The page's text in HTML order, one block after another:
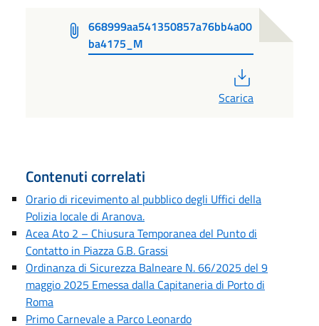
668999aa541350857a76bb4a00
ba4175_M
Scarica
Contenuti correlati
Orario di ricevimento al pubblico degli Uffici della
Polizia locale di Aranova.
Acea Ato 2 – Chiusura Temporanea del Punto di
Contatto in Piazza G.B. Grassi
Ordinanza di Sicurezza Balneare N. 66/2025 del 9
maggio 2025 Emessa dalla Capitaneria di Porto di
Roma
Primo Carnevale a Parco Leonardo